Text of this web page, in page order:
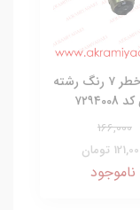
لامپ خطر ۷ رنگ رشته
166,000
تومان
ناموجود